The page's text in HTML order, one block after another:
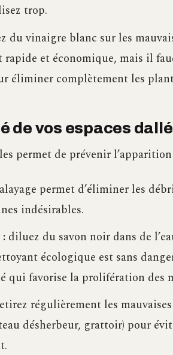
trop.
du vinaigre blanc sur les
rapide et économique, mais il
éliminer complètement les
de vos espaces
permet de prévenir l’apparition
permet d’éliminer les
indésirables.
diluez du savon noir dans de
écologique est sans
qui favorise la prolifération des
régulièrement les
désherbeur, grattoir) pour